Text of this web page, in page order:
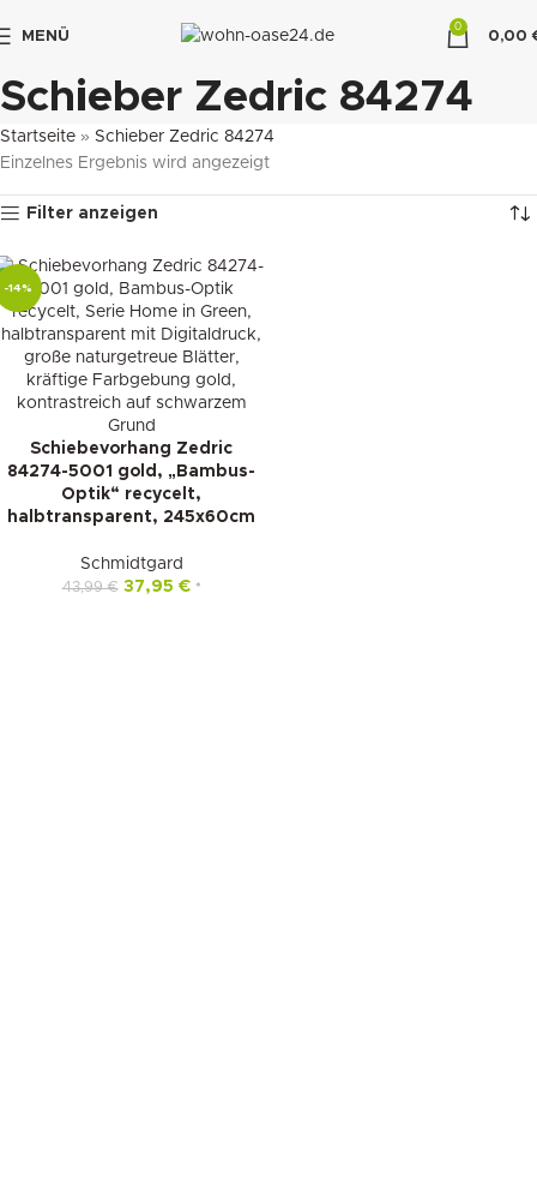
MENÜ
0
0,00
Schieber Zedric 84274
Startseite » Schieber Zedric 84274
Einzelnes Ergebnis wird angezeigt
Filter anzeigen
-14%
Schiebevorhang Zedric
84274-5001 gold, „Bambus-
Optik“ recycelt,
halbtransparent, 245x60cm
Schmidtgard
43,99€ 37,95 € *